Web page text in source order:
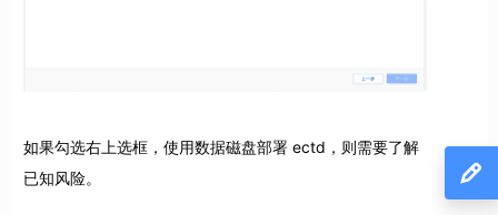
如果勾选右上选框，使用数据磁盘部署 ectd，则需要了解
已知风险。